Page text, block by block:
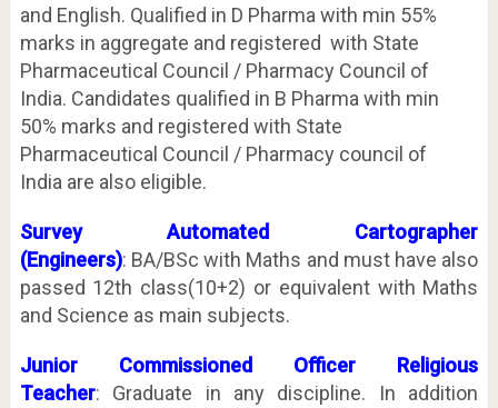
and English. Qualified in D Pharma with min 55%
marks in aggregate and registered with State
Pharmaceutical Council / Pharmacy Council of
India. Candidates qualified in B Pharma with min
50% marks and registered with State
Pharmaceutical Council / Pharmacy council of
India are also eligible.
Survey Automated Cartographer
(Engineers): BA/BSc with Maths and must have also
passed 12th class(10+2) or equivalent with Maths
and Science as main subjects.
Junior Commissioned Officer Religious
Teacher: Graduate in any discipline. In addition